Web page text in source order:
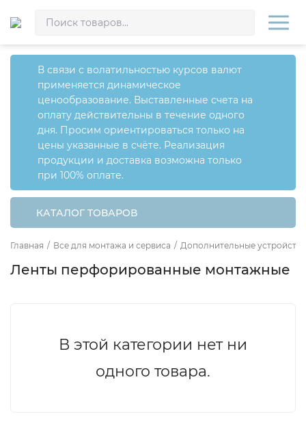
В связи с волатильностью курсов валют
применяется динамическое
ценообразование. Выставленные счета на
оплату действительны в течение одного
дня. Просим ориентироваться только на
цены указанные в счёте. Реализация
продукции и доставка возможна только
при 100% оплате.
КАТАЛОГ ТОВАРОВ
Главная / Все для монтажа и сервиса / Дополнительные
Ленты перфорированные монтажные
В этой категории нет ни
одного товара.